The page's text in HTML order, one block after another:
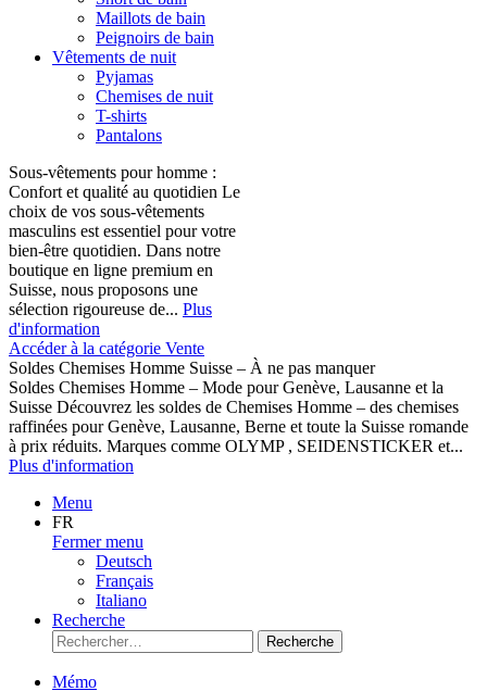
Maillots de bain
Peignoirs de bain
Vêtements de nuit
Pyjamas
Chemises de nuit
T-shirts
Pantalons
Sous-vêtements pour homme :
Confort et qualité au quotidien Le
choix de vos sous-vêtements
masculins est essentiel pour votre
bien-être quotidien. Dans notre
boutique en ligne premium en
Suisse, nous proposons une
sélection rigoureuse de... Plus
d'information
Accéder à la catégorie Vente
Soldes Chemises Homme Suisse – À ne pas manquer
Soldes Chemises Homme – Mode pour Genève, Lausanne et la
Suisse Découvrez les soldes de Chemises Homme – des chemises
raffinées pour Genève, Lausanne, Berne et toute la Suisse romande
à prix réduits. Marques comme OLYMP , SEIDENSTICKER et...
Plus d'information
Menu
FR
Fermer menu
Deutsch
Français
Italiano
Recherche
Recherche
Mémo